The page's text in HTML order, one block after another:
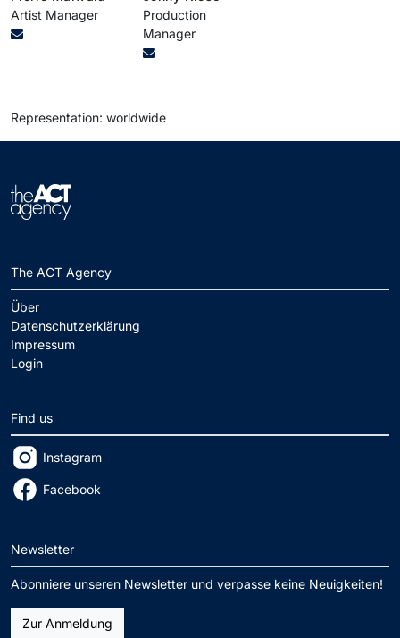
Artist Manager
Production
Manager
Representation: worldwide
The ACT Agency
Über
Datenschutzerklärung
Impressum
Login
Find us
Instagram
Facebook
Newsletter
Abonniere unseren Newsletter und verpasse keine Neuigkeiten!
Zur Anmeldung